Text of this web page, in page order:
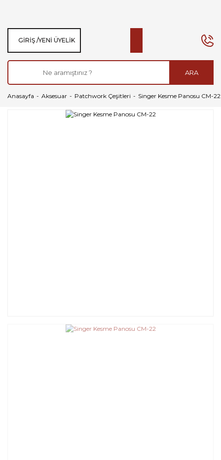
ARA
GIRIŞ /YENI ÜYELIK
Anasayfa Aksesuar Patchwork Çeşitleri Singer Kesme Panosu CM-22